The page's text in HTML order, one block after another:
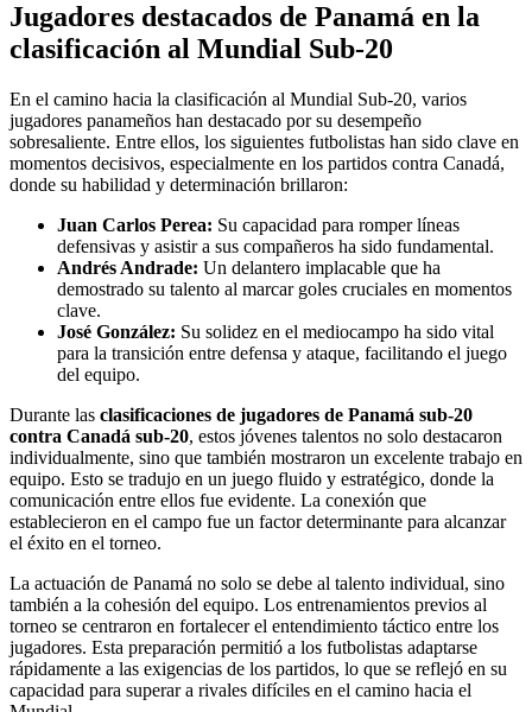
Jugadores destacados de Panamá en la
clasificación al Mundial Sub-20
En el camino hacia la clasificación al Mundial Sub-20, varios
jugadores panameños han destacado por su desempeño
sobresaliente. Entre ellos, los siguientes futbolistas han sido clave en
momentos decisivos, especialmente en los partidos contra Canadá,
donde su habilidad y determinación brillaron:
Juan Carlos Perea: Su capacidad para romper líneas
defensivas y asistir a sus compañeros ha sido fundamental.
Andrés Andrade: Un delantero implacable que ha
demostrado su talento al marcar goles cruciales en momentos
clave.
José González: Su solidez en el mediocampo ha sido vital
para la transición entre defensa y ataque, facilitando el juego
del equipo.
Durante las clasificaciones de jugadores de Panamá sub-20
contra Canadá sub-20, estos jóvenes talentos no solo destacaron
individualmente, sino que también mostraron un excelente trabajo en
equipo. Esto se tradujo en un juego fluido y estratégico, donde la
comunicación entre ellos fue evidente. La conexión que
establecieron en el campo fue un factor determinante para alcanzar
el éxito en el torneo.
La actuación de Panamá no solo se debe al talento individual, sino
también a la cohesión del equipo. Los entrenamientos previos al
torneo se centraron en fortalecer el entendimiento táctico entre los
jugadores. Esta preparación permitió a los futbolistas adaptarse
rápidamente a las exigencias de los partidos, lo que se reflejó en su
capacidad para superar a rivales difíciles en el camino hacia el